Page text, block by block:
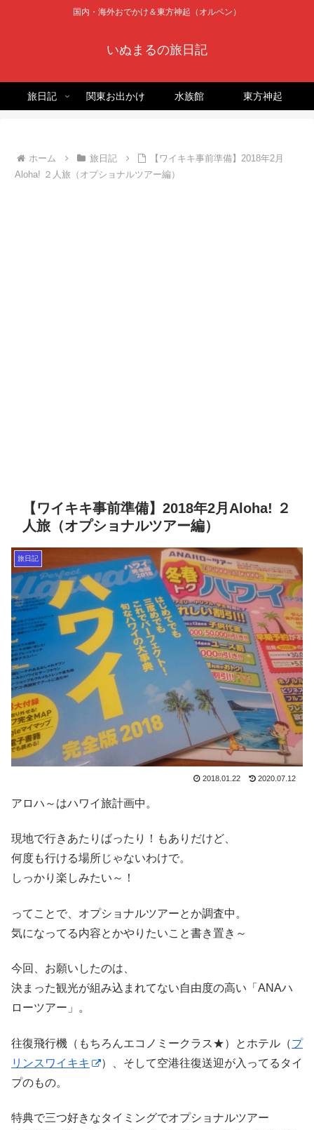
国内・海外おでかけ＆東方神起（オルペン）
いぬまるの旅日記
旅日記 関東お出かけ 水族館 東方神起
ホーム 旅日記
【ワイキキ事前準備】2018年2月
Aloha! ２人旅（オプショナルツアー編）
【ワイキキ事前準備】2018年2月Aloha! ２
人旅（オプショナルツアー編）
旅日記
2018.01.22 2020.07.12
アロハ～はハワイ旅計画中。
現地で行きあたりばったり！もありだけど、
何度も行ける場所じゃないわけで。
しっかり楽しみたい～！
ってことで、オプショナルツアーとか調査中。
気になってる内容とかやりたいこと書き置き～
今回、お願いしたのは、
決まった観光が組み込まれてない自由度の高い「ANAハ
ローツアー」。
往復飛行機（もちろんエコノミークラス★）とホテル（プ
リンスワイキキ
）、そして空港往復送迎が入ってるタイ
プのもの。
特典で三つ好きなタイミングでオプショナルツアー